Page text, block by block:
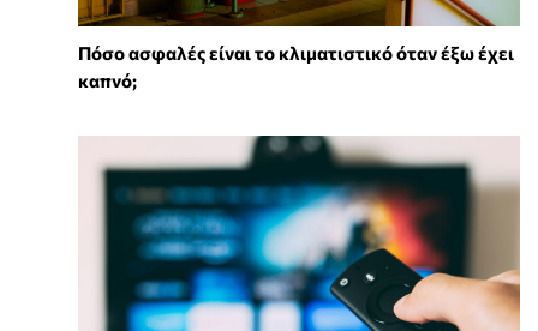
Πόσο ασφαλές είναι το κλιματιστικό όταν έξω έχει
καπνό;